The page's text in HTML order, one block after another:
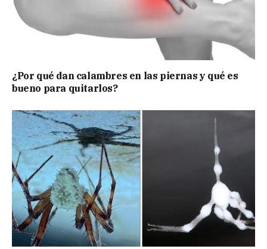
¿Por qué dan calambres en las piernas y qué es
bueno para quitarlos?